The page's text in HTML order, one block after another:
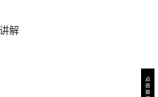
解